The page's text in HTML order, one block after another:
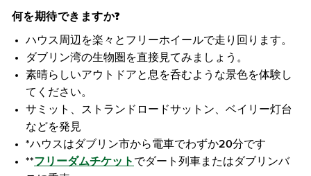
何を期待できますか?
ハウス周辺を楽々とフリーホイールで走り回ります。
ダブリン湾の生物圏を直接見てみましょう。
素晴らしいアウトドアと息を呑むような景色を体験し
てください。
サミット、ストランドロードサットン、ベイリー灯台
などを発見
*ハウスはダブリン市から電車でわずか20分です
**フリーダムチケット でダート列車またはダブリンバ